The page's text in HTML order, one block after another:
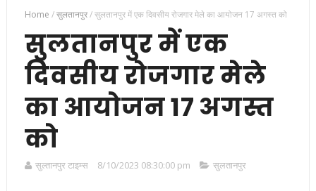
Home /सुलतानपुर/सुलतानपुर में एक दिवसीय रोजगार मेले का आयोजन 17 अगस्त को
सुलतानपुर में एक
दिवसीय रोजगार मेले
का आयोजन 17 अगस्त
को
सुल्तानपुर टाइम्स 8/10/2023 08:30:00 pm सुलतानपुर